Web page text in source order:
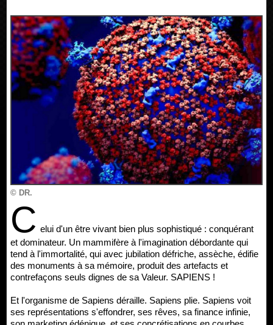
© DR.
C elui d'un être vivant bien plus sophistiqué : conquérant
et dominateur. Un mammifère à l'imagination débordante qui
tend à l'immortalité, qui avec jubilation défriche, assèche, édifie
des monuments à sa mémoire, produit des artefacts et
contrefaçons seuls dignes de sa Valeur. SAPIENS !
Et l'organisme de Sapiens déraille. Sapiens plie. Sapiens voit
ses représentations s'effondrer, ses rêves, sa finance infinie,